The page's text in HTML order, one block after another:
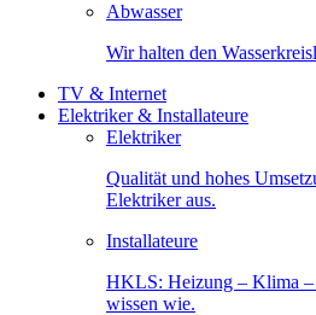
Abwasser
Wir halten den
TV & Internet
Elektriker & Installateure
Elektriker
Qualität und hohes
Elektriker aus.
Installateure
HKLS: Heizung – Klima
wissen wie.